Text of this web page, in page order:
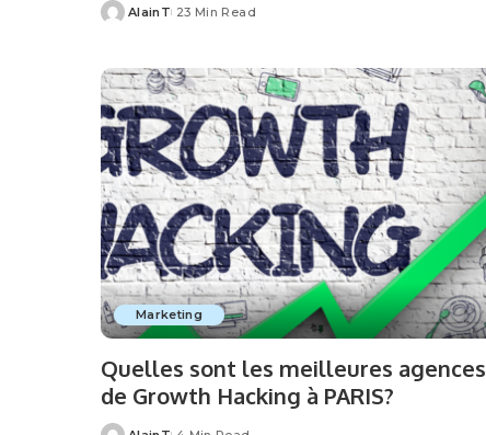
Posted
AlainT 23 Min Read
Marketing
Quelles sont les meilleures agences
de Growth Hacking à PARIS?